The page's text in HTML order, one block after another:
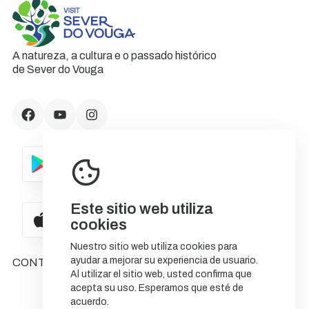
Este sitio web utiliza
cookies
Nuestro sitio web utiliza cookies para
ayudar a mejorar su experiencia de usuario.
Al utilizar el sitio web, usted confirma que
acepta su uso. Esperamos que esté de
acuerdo.
A natureza, a cultura e o passado histórico
de Sever do Vouga
CONTACTOS